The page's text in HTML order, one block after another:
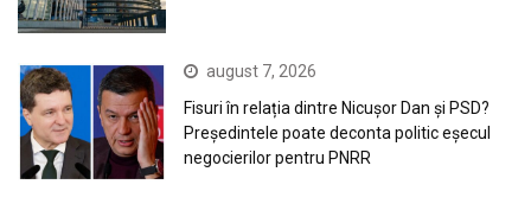
august 7, 2026
Fisuri în relația dintre Nicușor Dan și PSD?
Președintele poate deconta politic eșecul
negocierilor pentru PNRR